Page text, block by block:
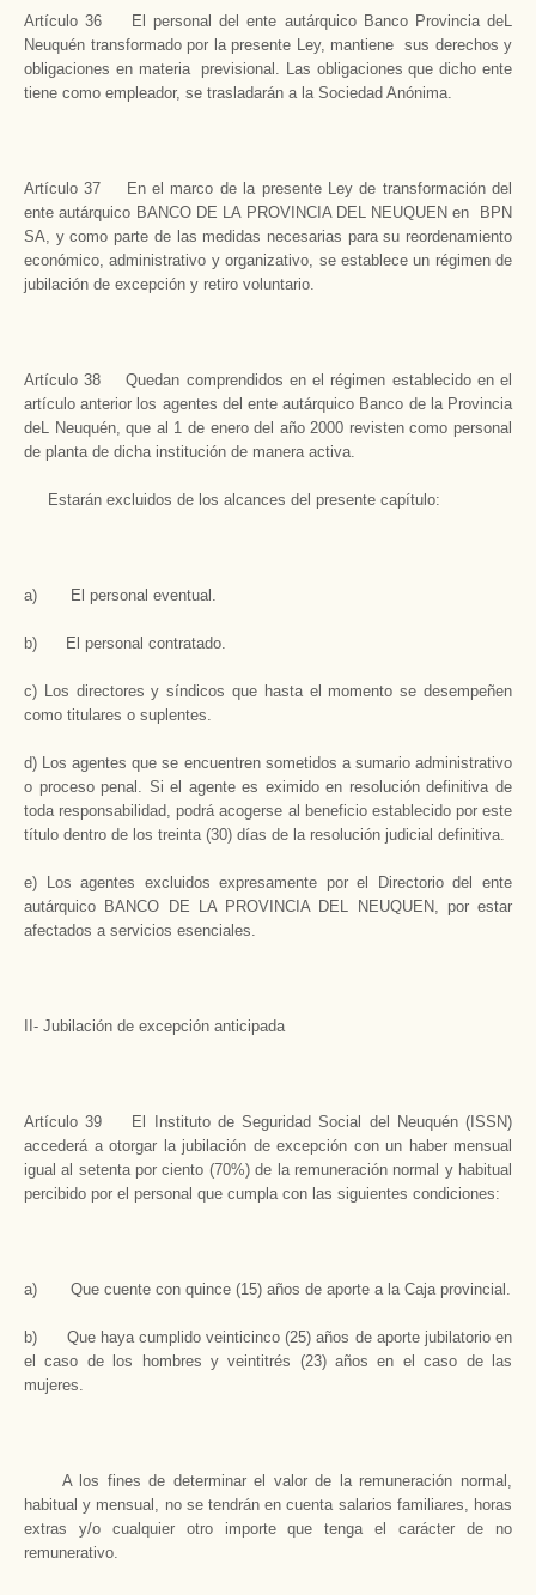
Artículo 36 El personal del ente autárquico Banco Provincia deL
Neuquén transformado por la presente Ley, mantiene sus derechos y
obligaciones en materia previsional. Las obligaciones que dicho ente
tiene como empleador, se trasladarán a la Sociedad Anónima.
Artículo 37 En el marco de la presente Ley de transformación del
ente autárquico BANCO DE LA PROVINCIA DEL NEUQUEN en BPN
SA, y como parte de las medidas necesarias para su reordenamiento
económico, administrativo y organizativo, se establece un régimen de
jubilación de excepción y retiro voluntario.
Artículo 38 Quedan comprendidos en el régimen establecido en el
artículo anterior los agentes del ente autárquico Banco de la Provincia
deL Neuquén, que al 1 de enero del año 2000 revisten como personal
de planta de dicha institución de manera activa.
Estarán excluidos de los alcances del presente capítulo:
a) El personal eventual.
b) El personal contratado.
c) Los directores y síndicos que hasta el momento se desempeñen
como titulares o suplentes.
d) Los agentes que se encuentren sometidos a sumario administrativo
o proceso penal. Si el agente es eximido en resolución definitiva de
toda responsabilidad, podrá acogerse al beneficio establecido por este
título dentro de los treinta (30) días de la resolución judicial definitiva.
e) Los agentes excluidos expresamente por el Directorio del ente
autárquico BANCO DE LA PROVINCIA DEL NEUQUEN, por estar
afectados a servicios esenciales.
II- Jubilación de excepción anticipada
Artículo 39 El Instituto de Seguridad Social del Neuquén (ISSN)
accederá a otorgar la jubilación de excepción con un haber mensual
igual al setenta por ciento (70%) de la remuneración normal y habitual
percibido por el personal que cumpla con las siguientes condiciones:
a) Que cuente con quince (15) años de aporte a la Caja provincial.
b) Que haya cumplido veinticinco (25) años de aporte jubilatorio en
el caso de los hombres y veintitrés (23) años en el caso de las
mujeres.
A los fines de determinar el valor de la remuneración normal,
habitual y mensual, no se tendrán en cuenta salarios familiares, horas
extras y/o cualquier otro importe que tenga el carácter de no
remunerativo.